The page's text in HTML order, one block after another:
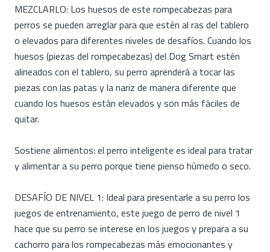
MEZCLARLO: Los huesos de este rompecabezas para
perros se pueden arreglar para que estén al ras del tablero
o elevados para diferentes niveles de desafíos. Cuando los
huesos (piezas del rompecabezas) del Dog Smart estén
alineados con el tablero, su perro aprenderá a tocar las
piezas con las patas y la nariz de manera diferente que
cuando los huesos están elevados y son más fáciles de
quitar.
Sostiene alimentos: el perro inteligente es ideal para tratar
y alimentar a su perro porque tiene pienso húmedo o seco.
DESAFÍO DE NIVEL 1: Ideal para presentarle a su perro los
juegos de entrenamiento, este juego de perro de nivel 1
hace que su perro se interese en los juegos y prepara a su
cachorro para los rompecabezas más emocionantes y